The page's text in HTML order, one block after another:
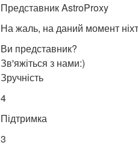
Представник AstroProxy
На жаль, на даний момент
Ви представник?
Зв'яжіться з нами:)
Зручність
4
Підтримка
3